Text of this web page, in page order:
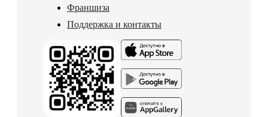
Франшиза
Поддержка и контакты